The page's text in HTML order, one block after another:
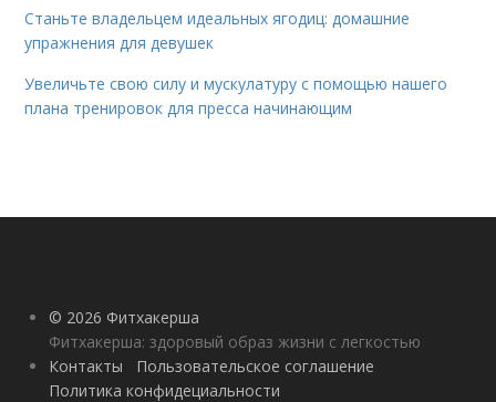
Станьте владельцем идеальных ягодиц: домашние
упражнения для девушек
Увеличьте свою силу и мускулатуру с помощью нашего
плана тренировок для пресса начинающим
© 2026 Фитхакерша
Фитхакерша: здоровый образ жизни с легкостью
Контакты
Пользовательское соглашение
Политика конфидециальности